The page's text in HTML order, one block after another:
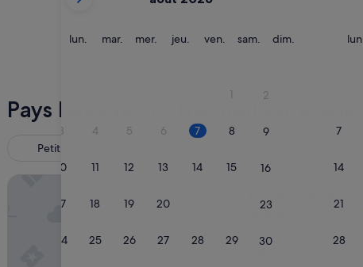
mois
sont
September
2026.
lun. lundimar. mardi
mer. mercredi
jeu. jeudiven. vendredi
sam. samedi
dim.
1 2
3 4 5 6 7 8 9
10 11 12 13 14 15 16
17 18 19 20 23
24 25 26 27 28 29 30
7
14
21
28
Pays basque : notre meilleure
Petit déjeuner inclus
Hébergement
9.4